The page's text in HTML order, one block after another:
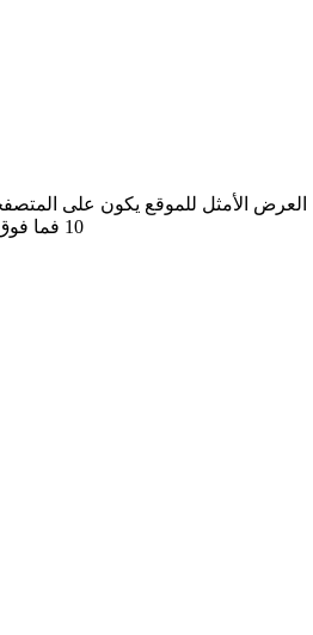
العرض الأمثل للموقع يكون على
10 فما فوق، فيرفوكس، سفاري و كروم